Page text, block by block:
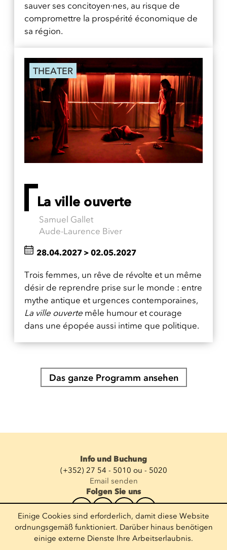
sauver ses concitoyen·nes, au risque de
compromettre la prospérité économique de
sa région.
THEATER
La ville ouverte
Samuel Gallet
Aude-Laurence Biver
Trois femmes, un rêve de révolte et un même
désir de reprendre prise sur le monde : entre
mythe antique et urgences contemporaines,
La ville ouverte mêle humour et courage
dans une épopée aussi intime que politique.
28.04.2027 > 02.05.2027
Das ganze Programm ansehen
Info und Buchung
(+352) 27 54 - 5010 ou - 5020
Email senden
Folgen Sie uns
Newsletter abonnieren
E-Mail eingeben
Einige Cookies sind erforderlich, damit diese Website
ordnungsgemäß funktioniert. Darüber hinaus benötigen
einige externe Dienste Ihre Arbeitserlaubnis.